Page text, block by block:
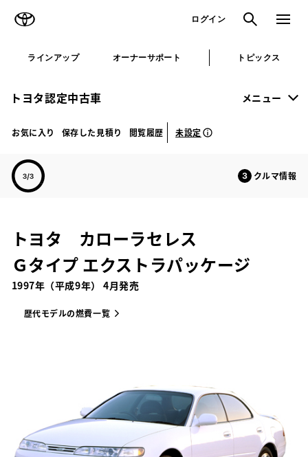
ログイン 検索 メニュ
ラインアップ オーナーサポート トピックス
トヨタ認定中古車 メニュー
お気に入り 保存した見積り 閲覧履歴 未設定
クルマ情報
トヨタ カローラセレス
Ｇタイプ エクストラパッケージ
1997年（平成9年） 4月発売
歴代モデルの燃費一覧